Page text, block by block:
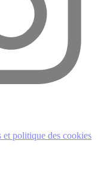
et politique des cookies